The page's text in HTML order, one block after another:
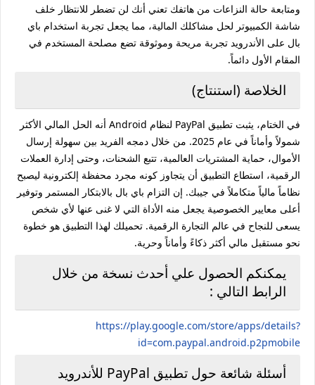
ومتابعة حالة النزاعات من هاتفك تعني أنك لن تضطر للانتظار خلف
شاشة الكمبيوتر لحل مشاكلك المالية، مما يجعل تجربة استخدام باي
بال على الأندرويد تجربة مريحة وموثوقة تضع مصلحة المستخدم في
المقام الأول دائماً.
الخلاصة (استنتاج)
في الختام، يثبت تطبيق PayPal لنظام Android أنه الحل المالي الأكثر
شمولاً وأماناً في عام 2025. من خلال دمجه الفريد بين سهولة إرسال
الأموال، حماية المشتريات العالمية، تتبع الشحنات، وحتى إدارة العملات
الرقمية، استطاع التطبيق أن يتجاوز كونه مجرد محفظة إلكترونية ليصبح
نظاماً مالياً متكاملاً في جيبك. إن التزام باي بال بالابتكار المستمر وتوفير
أعلى معايير الخصوصية يجعل منه الأداة التي لا غنى عنها لأي شخص
يسعى للنجاح في عالم التجارة الرقمية. تحميلك لهذا التطبيق هو خطوة
نحو مستقبل مالي أكثر ذكاءً وأماناً وحرية.
يمكنكم الحصول علي أحدث نسخة من خلال
الرابط التالي :
https://play.google.com/store/apps/details?
id=com.paypal.android.p2pmobile
أسئلة شائعة حول تطبيق PayPal للأندرويد